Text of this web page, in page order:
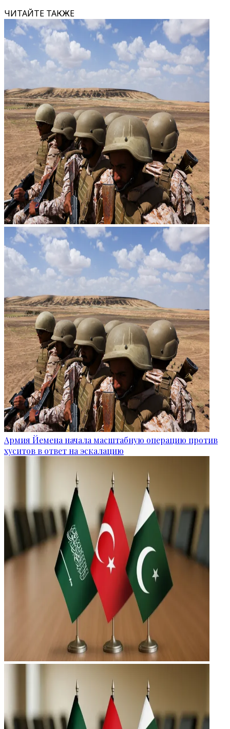
ЧИТАЙТЕ ТАКЖЕ
Армия Йемена начала масштабную операцию против
хуситов в ответ на эскалацию